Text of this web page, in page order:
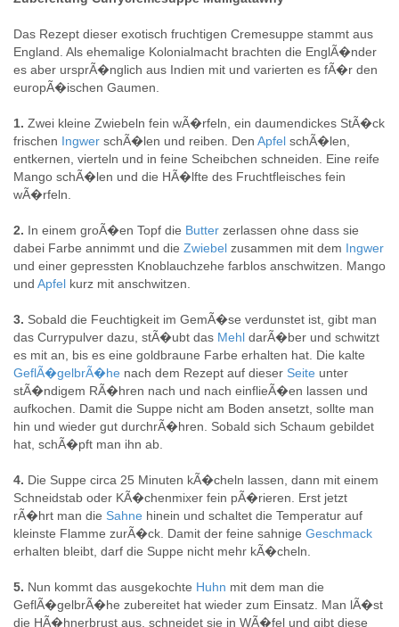
Das Rezept dieser exotisch fruchtigen Cremesuppe stammt aus
England. Als ehemalige Kolonialmacht brachten die EnglÃ�nder
es aber ursprÃ�nglich aus Indien mit und varierten es fÃ�r den
europÃ�ischen Gaumen.
1. Zwei kleine Zwiebeln fein wÃ�rfeln, ein daumendickes StÃ�ck
frischen Ingwer schÃ�len und reiben. Den Apfel schÃ�len,
entkernen, vierteln und in feine Scheibchen schneiden. Eine reife
Mango schÃ�len und die HÃ�lfte des Fruchtfleisches fein
wÃ�rfeln.
2. In einem groÃ�en Topf die Butter zerlassen ohne dass sie
dabei Farbe annimmt und die Zwiebel zusammen mit dem Ingwer
und einer gepressten Knoblauchzehe farblos anschwitzen. Mango
und Apfel kurz mit anschwitzen.
3. Sobald die Feuchtigkeit im GemÃ�se verdunstet ist, gibt man
das Currypulver dazu, stÃ�ubt das Mehl darÃ�ber und schwitzt
es mit an, bis es eine goldbraune Farbe erhalten hat. Die kalte
GeflÃ�gelbrÃ�he nach dem Rezept auf dieser Seite unter
stÃ�ndigem RÃ�hren nach und nach einflieÃ�en lassen und
aufkochen. Damit die Suppe nicht am Boden ansetzt, sollte man
hin und wieder gut durchrÃ�hren. Sobald sich Schaum gebildet
hat, schÃ�pft man ihn ab.
4. Die Suppe circa 25 Minuten kÃ�cheln lassen, dann mit einem
Schneidstab oder KÃ�chenmixer fein pÃ�rieren. Erst jetzt
rÃ�hrt man die Sahne hinein und schaltet die Temperatur auf
kleinste Flamme zurÃ�ck. Damit der feine sahnige Geschmack
erhalten bleibt, darf die Suppe nicht mehr kÃ�cheln.
5. Nun kommt das ausgekochte Huhn mit dem man die
GeflÃ�gelbrÃ�he zubereitet hat wieder zum Einsatz. Man lÃ�st
die HÃ�hnerbrust aus, schneidet sie in WÃ�fel und gibt diese